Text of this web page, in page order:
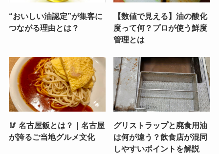
“おいしい油認定”が集客に
つながる理由とは？
【数値で見える】油の酸化
度って何？プロが使う鮮度
管理とは
🥢 名古屋飯とは？｜名古屋
が誇るご当地グルメ文化
グリストラップと廃食用油
は何が違う？飲食店が混同
しやすいポイントを解説